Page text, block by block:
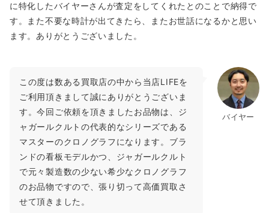
に特化したバイヤーさんが査定をしてくれたとのことで納得で
す。また不要な時計が出てきたら、またお世話になるかと思い
ます。ありがとうございました。
バイヤー
この度は数ある買取店の中から当店LIFEを
ご利用頂きまして誠にありがとうございま
す。今回ご依頼を頂きましたお品物は、ジ
ャガールクルトの代表的なシリーズである
マスターのクロノグラフになります。ブラ
ンドの看板モデルかつ、ジャガールクルト
で元々製造数の少ない希少なクロノグラフ
のお品物ですので、張り切って高価買取さ
せて頂きました。